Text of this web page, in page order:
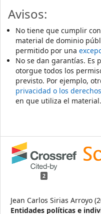
Avisos:
No tiene que cumplir
material de dominio
permitido por una
No se dan garantías. Es
otorgue todos los
previsto. Por ejemplo,
privacidad o los
en que utiliza el material.
2
Jean Carlos Sirias Arroyo
Entidades políticas e